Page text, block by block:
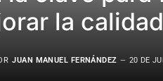
la calidad
JUAN MANUEL FERNÁNDEZ 20 DE